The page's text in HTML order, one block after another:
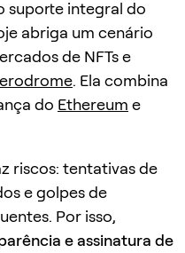
suporte integral do
abriga um cenário
de NFTs e
. Ela combina
do Ethereum e
riscos: tentativas de
e golpes de
Por isso,
e assinatura de